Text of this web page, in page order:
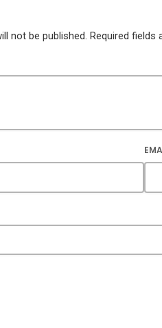
not be published. Required fields